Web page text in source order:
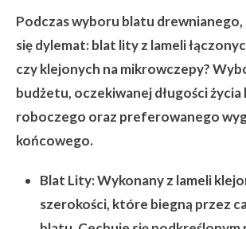
Podczas wyboru blatu
się dylemat: blat lity z lameli
czy klejonych na mikrowczepy?
budżetu, oczekiwanej długości życia
roboczego oraz preferowanego
końcowego.
Blat Lity:Wykonany z lameli
szerokości, które biegną przez